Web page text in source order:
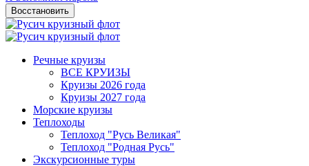
Восстановить
Речные круизы
ВСЕ КРУИЗЫ
Круизы 2026 года
Круизы 2027 года
Морские круизы
Теплоходы
Теплоход "Русь Великая"
Теплоход "Родная Русь"
Экскурсионные туры